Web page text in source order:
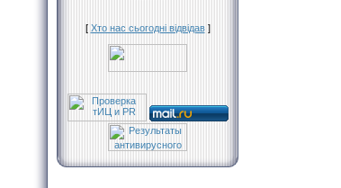
[ Хто нас сьогодні відвідав]